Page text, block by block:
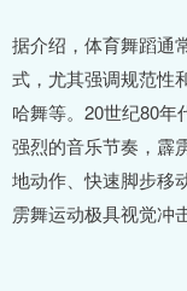
据介绍，体育舞蹈通
式，尤其强调规范性
哈舞等。20世纪80年
强烈的音乐节奏，霹
地动作、快速脚步移
雳舞运动极具视觉冲